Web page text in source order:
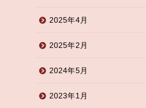
2025年4月
2025年2月
2024年5月
2023年1月